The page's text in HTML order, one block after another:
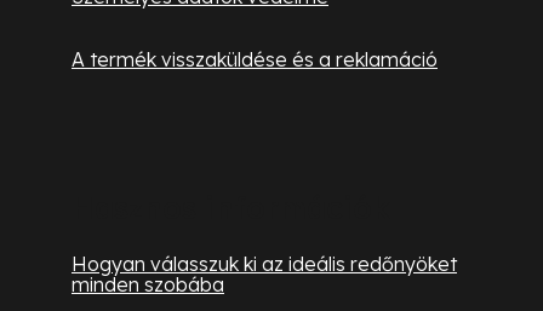
A termék visszaküldése és a reklamáció
Hogyan válasszuk ki az ideális redőnyöket
minden szobába